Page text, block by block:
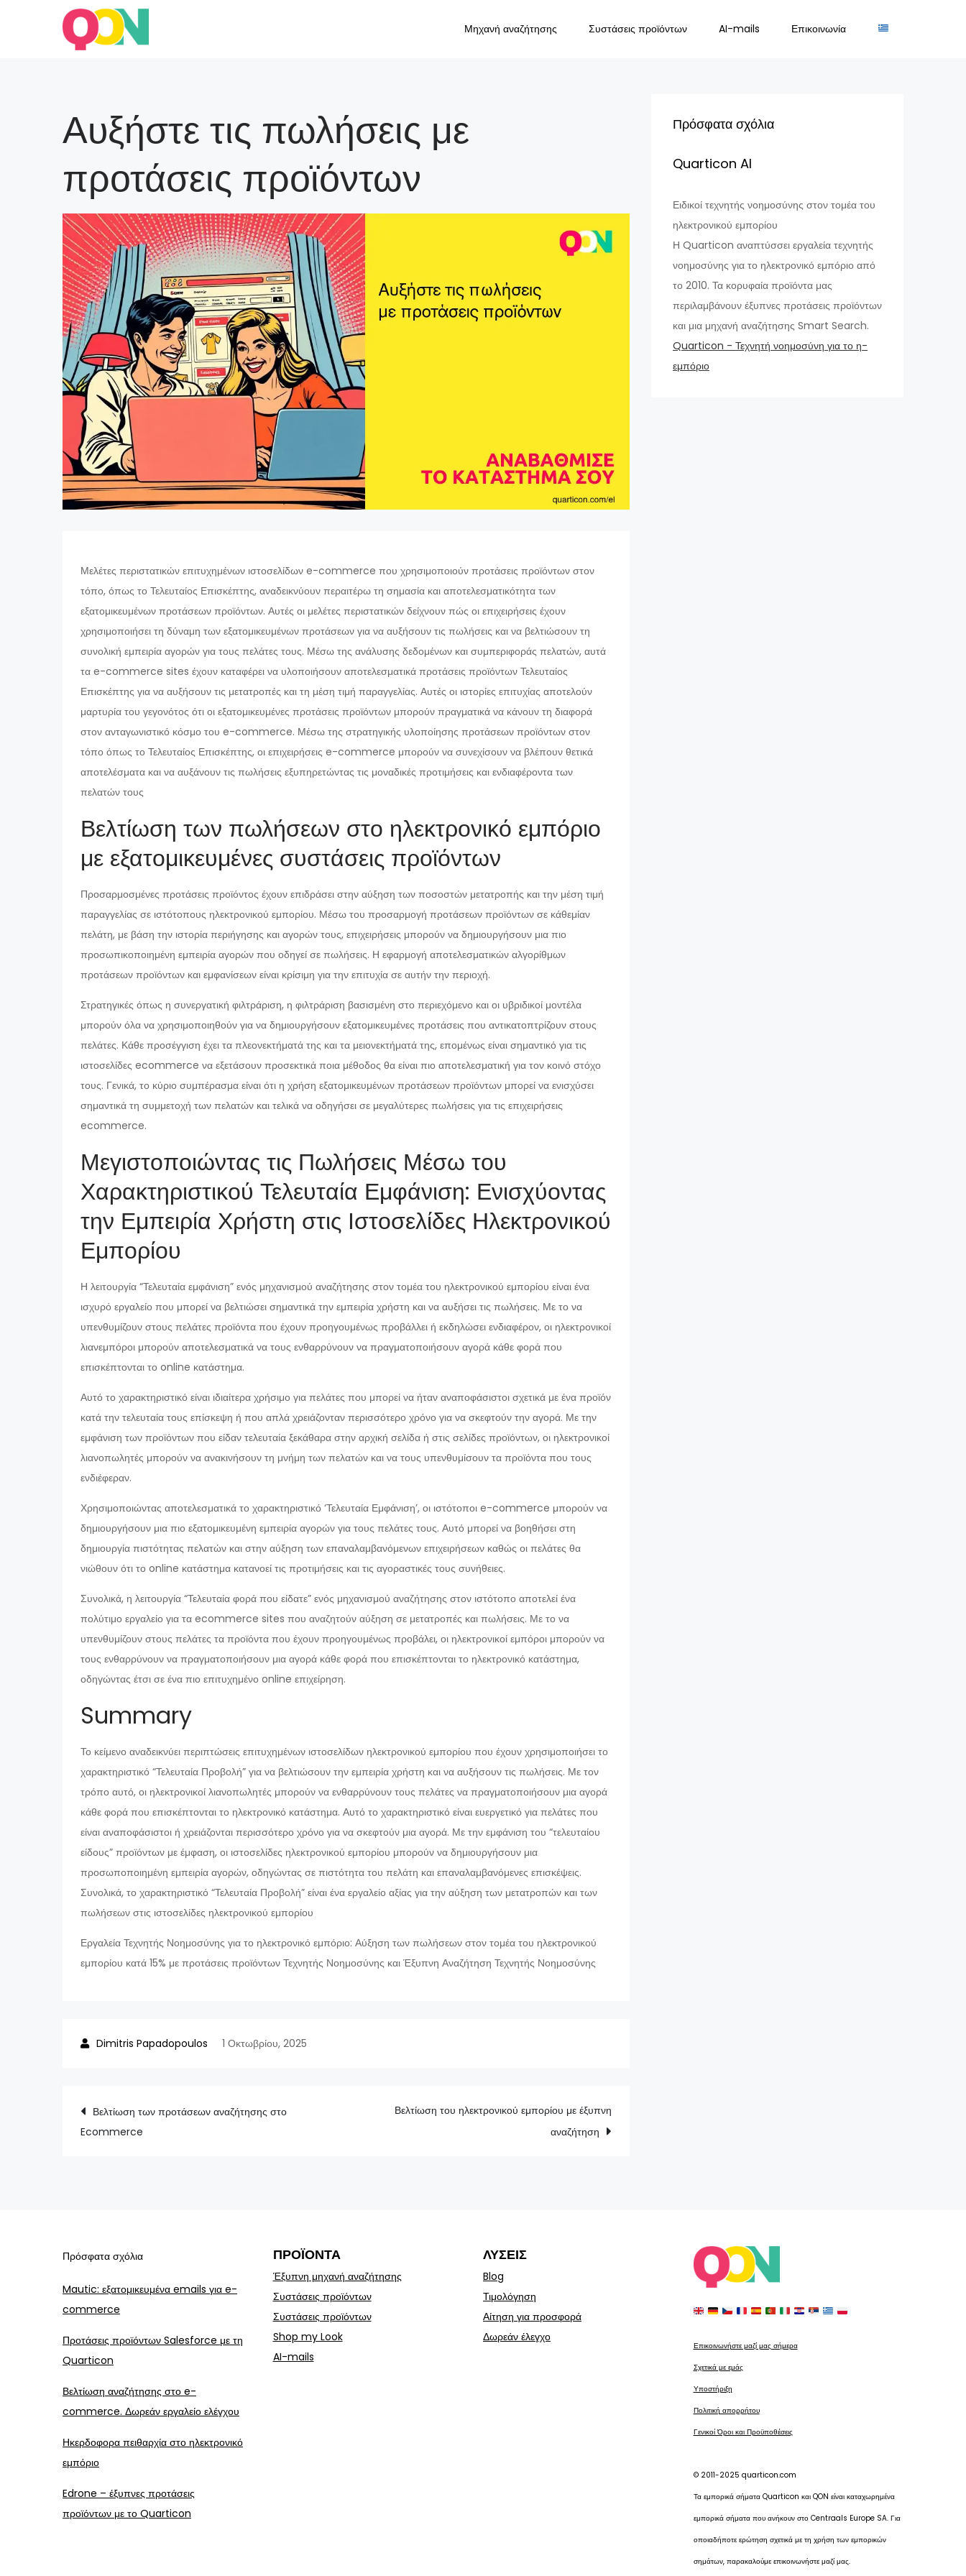
Μηχανή αναζήτησης Συστάσεις προϊόντων AI-mails Επικοινωνία
Αυξήστε τις πωλήσεις με
προτάσεις προϊόντων
Μελέτες περιστατικών επιτυχημένων ιστοσελίδων e-commerce που χρησιμοποιούν προτάσεις προϊόντων στον
τόπο, όπως το Τελευταίος Επισκέπτης, αναδεικνύουν περαιτέρω τη σημασία και αποτελεσματικότητα των
εξατομικευμένων προτάσεων προϊόντων. Αυτές οι μελέτες περιστατικών δείχνουν πώς οι επιχειρήσεις έχουν
χρησιμοποιήσει τη δύναμη των εξατομικευμένων προτάσεων για να αυξήσουν τις πωλήσεις και να βελτιώσουν τη
συνολική εμπειρία αγορών για τους πελάτες τους. Μέσω της ανάλυσης δεδομένων και συμπεριφοράς πελατών, αυτά
τα e-commerce sites έχουν καταφέρει να υλοποιήσουν αποτελεσματικά προτάσεις προϊόντων Τελευταίος
Επισκέπτης για να αυξήσουν τις μετατροπές και τη μέση τιμή παραγγελίας. Αυτές οι ιστορίες επιτυχίας αποτελούν
μαρτυρία του γεγονότος ότι οι εξατομικευμένες προτάσεις προϊόντων μπορούν πραγματικά να κάνουν τη διαφορά
στον ανταγωνιστικό κόσμο του e-commerce. Μέσω της στρατηγικής υλοποίησης προτάσεων προϊόντων στον
τόπο όπως το Τελευταίος Επισκέπτης, οι επιχειρήσεις e-commerce μπορούν να συνεχίσουν να βλέπουν θετικά
αποτελέσματα και να αυξάνουν τις πωλήσεις εξυπηρετώντας τις μοναδικές προτιμήσεις και ενδιαφέροντα των
πελατών τους
Βελτίωση των πωλήσεων στο ηλεκτρονικό εμπόριο
με εξατομικευμένες συστάσεις προϊόντων
Προσαρμοσμένες προτάσεις προϊόντος έχουν επιδράσει στην αύξηση των ποσοστών μετατροπής και την μέση τιμή
παραγγελίας σε ιστότοπους ηλεκτρονικού εμπορίου. Μέσω του προσαρμογή προτάσεων προϊόντων σε κάθεμίαν
πελάτη, με βάση την ιστορία περιήγησης και αγορών τους, επιχειρήσεις μπορούν να δημιουργήσουν μια πιο
προσωπικοποιημένη εμπειρία αγορών που οδηγεί σε πωλήσεις. Η εφαρμογή αποτελεσματικών αλγορίθμων
προτάσεων προϊόντων και εμφανίσεων είναι κρίσιμη για την επιτυχία σε αυτήν την περιοχή.
Στρατηγικές όπως η συνεργατική φιλτράριση, η φιλτράριση βασισμένη στο περιεχόμενο και οι υβριδικοί μοντέλα
μπορούν όλα να χρησιμοποιηθούν για να δημιουργήσουν εξατομικευμένες προτάσεις που αντικατοπτρίζουν στους
πελάτες. Κάθε προσέγγιση έχει τα πλεονεκτήματά της και τα μειονεκτήματά της, επομένως είναι σημαντικό για τις
ιστοσελίδες ecommerce να εξετάσουν προσεκτικά ποια μέθοδος θα είναι πιο αποτελεσματική για τον κοινό στόχο
τους. Γενικά, το κύριο συμπέρασμα είναι ότι η χρήση εξατομικευμένων προτάσεων προϊόντων μπορεί να ενισχύσει
σημαντικά τη συμμετοχή των πελατών και τελικά να οδηγήσει σε μεγαλύτερες πωλήσεις για τις επιχειρήσεις
ecommerce.
Μεγιστοποιώντας τις Πωλήσεις Μέσω του
Χαρακτηριστικού Τελευταία Εμφάνιση: Ενισχύοντας
την Εμπειρία Χρήστη στις Ιστοσελίδες Ηλεκτρονικού
Εμπορίου
Η λειτουργία “Τελευταία εμφάνιση” ενός μηχανισμού αναζήτησης στον τομέα του ηλεκτρονικού εμπορίου είναι ένα
ισχυρό εργαλείο που μπορεί να βελτιώσει σημαντικά την εμπειρία χρήστη και να αυξήσει τις πωλήσεις. Με το να
υπενθυμίζουν στους πελάτες προϊόντα που έχουν προηγουμένως προβάλλει ή εκδηλώσει ενδιαφέρον, οι ηλεκτρονικοί
λιανεμπόροι μπορούν αποτελεσματικά να τους ενθαρρύνουν να πραγματοποιήσουν αγορά κάθε φορά που
επισκέπτονται το online κατάστημα.
Αυτό το χαρακτηριστικό είναι ιδιαίτερα χρήσιμο για πελάτες που μπορεί να ήταν αναποφάσιστοι σχετικά με ένα προϊόν
κατά την τελευταία τους επίσκεψη ή που απλά χρειάζονταν περισσότερο χρόνο για να σκεφτούν την αγορά. Με την
εμφάνιση των προϊόντων που είδαν τελευταία ξεκάθαρα στην αρχική σελίδα ή στις σελίδες προϊόντων, οι ηλεκτρονικοί
λιανοπωλητές μπορούν να ανακινήσουν τη μνήμη των πελατών και να τους υπενθυμίσουν τα προϊόντα που τους
ενδιέφεραν.
Χρησιμοποιώντας αποτελεσματικά το χαρακτηριστικό ‘Τελευταία Εμφάνιση’, οι ιστότοποι e-commerce μπορούν να
δημιουργήσουν μια πιο εξατομικευμένη εμπειρία αγορών για τους πελάτες τους. Αυτό μπορεί να βοηθήσει στη
δημιουργία πιστότητας πελατών και στην αύξηση των επαναλαμβανόμενων επιχειρήσεων καθώς οι πελάτες θα
νιώθουν ότι το online κατάστημα κατανοεί τις προτιμήσεις και τις αγοραστικές τους συνήθειες.
Συνολικά, η λειτουργία “Τελευταία φορά που είδατε” ενός μηχανισμού αναζήτησης στον ιστότοπο αποτελεί ένα
πολύτιμο εργαλείο για τα ecommerce sites που αναζητούν αύξηση σε μετατροπές και πωλήσεις. Με το να
υπενθυμίζουν στους πελάτες τα προϊόντα που έχουν προηγουμένως προβάλει, οι ηλεκτρονικοί εμπόροι μπορούν να
τους ενθαρρύνουν να πραγματοποιήσουν μια αγορά κάθε φορά που επισκέπτονται το ηλεκτρονικό κατάστημα,
οδηγώντας έτσι σε ένα πιο επιτυχημένο online επιχείρηση.
Summary
Το κείμενο αναδεικνύει περιπτώσεις επιτυχημένων ιστοσελίδων ηλεκτρονικού εμπορίου που έχουν χρησιμοποιήσει το
χαρακτηριστικό “Τελευταία Προβολή” για να βελτιώσουν την εμπειρία χρήστη και να αυξήσουν τις πωλήσεις. Με τον
τρόπο αυτό, οι ηλεκτρονικοί λιανοπωλητές μπορούν να ενθαρρύνουν τους πελάτες να πραγματοποιήσουν μια αγορά
κάθε φορά που επισκέπτονται το ηλεκτρονικό κατάστημα. Αυτό το χαρακτηριστικό είναι ευεργετικό για πελάτες που
είναι αναποφάσιστοι ή χρειάζονται περισσότερο χρόνο για να σκεφτούν μια αγορά. Με την εμφάνιση του “τελευταίου
είδους” προϊόντων με έμφαση, οι ιστοσελίδες ηλεκτρονικού εμπορίου μπορούν να δημιουργήσουν μια
προσωποποιημένη εμπειρία αγορών, οδηγώντας σε πιστότητα του πελάτη και επαναλαμβανόμενες επισκέψεις.
Συνολικά, το χαρακτηριστικό “Τελευταία Προβολή” είναι ένα εργαλείο αξίας για την αύξηση των μετατροπών και των
πωλήσεων στις ιστοσελίδες ηλεκτρονικού εμπορίου
Εργαλεία Τεχνητής Νοημοσύνης για το ηλεκτρονικό εμπόριο: Αύξηση των πωλήσεων στον τομέα του ηλεκτρονικού
εμπορίου κατά 15% με προτάσεις προϊόντων Τεχνητής Νοημοσύνης και Έξυπνη Αναζήτηση Τεχνητής Νοημοσύνης
1 Οκτωβρίου, 2025
Πλοήγηση
Βελτίωση των προτάσεων αναζήτησης στο
Ecommerce
Βελτίωση του ηλεκτρονικού εμπορίου με έξυπνη
αναζήτηση
Πρόσφατα σχόλια
Quarticon AI
Ειδικοί τεχνητής νοημοσύνης στον τομέα του
ηλεκτρονικού εμπορίου
Η Quarticon αναπτύσσει εργαλεία τεχνητής
νοημοσύνης για το ηλεκτρονικό εμπόριο από
το 2010. Τα κορυφαία προϊόντα μας
περιλαμβάνουν έξυπνες προτάσεις προϊόντων
και μια μηχανή αναζήτησης Smart Search.
Quarticon - Τεχνητή νοημοσύνη για το η-
εμπόριο
Πρόσφατα σχόλια
Mautic: εξατομικευμένα emails για e-
commerce
Προτάσεις προϊόντων Salesforce με τη
Quarticon
Βελτίωση αναζήτησης στο e-
commerce. Δωρεάν εργαλείο ελέγχου
Ηκερδοφορα πειθαρχία στο ηλεκτρονικό
εμπόριο
Edrone – έξυπνες προτάσεις
προϊόντων με το Quarticon
ΠΡΟΪΌΝΤΑ
Έξυπνη μηχανή αναζήτησης
Συστάσεις προϊόντων
Συστάσεις προϊόντων
Shop my Look
AI-mails
ΛΎΣΕΙΣ
Blog
Τιμολόγηση
Αίτηση για προσφορά
Δωρεάν έλεγχο
Επικοινωνήστε μαζί μας σήμερα
Σχετικά με εμάς
Υποστήριξη
Πολιτική απορρήτου
Γενικοί Όροι και Προϋποθέσεις
© 2011-2025 quarticon.com
Τα εμπορικά σήματα Quarticon και QON είναι καταχωρημένα
εμπορικά σήματα που ανήκουν στο Centraals Europe SA. Για
οποιαδήποτε ερώτηση σχετικά με τη χρήση των εμπορικών
σημάτων, παρακαλούμε επικοινωνήστε μαζί μας.